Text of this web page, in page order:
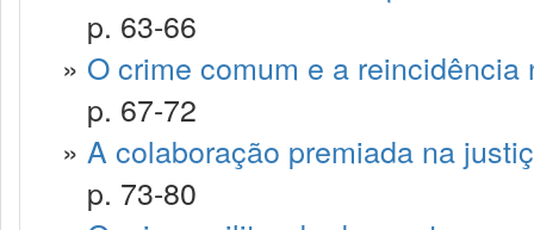
p. 63-66
» O crime comum e a reincidência
p. 67-72
» A colaboração premiada na
p. 73-80